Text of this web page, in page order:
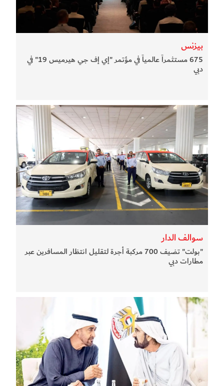
بيزنس
675 مستثمراً عالمياً في مؤتمر "إي إف جي هيرميس 19" في
دبي
سوالف الدار
"بولت" تضيف 700 مركبة أجرة لتقليل انتظار المسافرين عبر
مطارات دبي